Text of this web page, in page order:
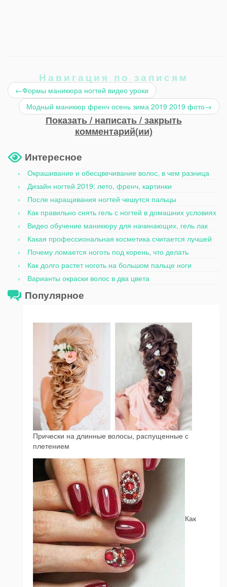
Навигация по записям
←Формы маникюра ногтей видео уроки
Модный маникюр френч осень зима 2019 2019 фото→
Показать / написать / закрыть
комментарий(ии)
Интересное
Окрашивание и обесцвечивание волос, в чем разница
Дизайн ногтей 2019: лето, френч, картинки
После наращивания ногтей чешутся пальцы
Как правильно снять гель с ногтей в домашних условиях
Видео обучение маникюру для начинающих, гель лак
Какая профессиональная косметика считается лучшей
Почему ломается ноготь под корень, что делать
Как долго растет ноготь на большом пальце ноги
Варианты окраски волос в два цвета
Популярное
Прически на длинные волосы, распущенные с
плетением
Как